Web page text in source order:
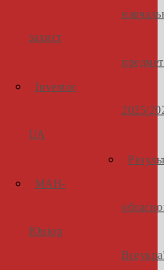
захист
Inventor
UA
МАН-
Юніор
2025/